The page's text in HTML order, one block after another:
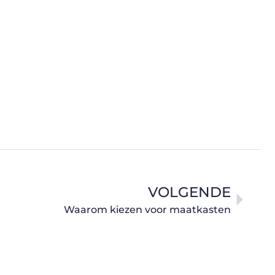
VOLGENDE
Waarom kiezen voor maatkasten